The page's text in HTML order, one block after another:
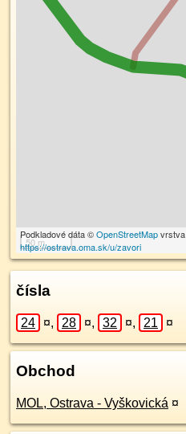
50 m
Podkladové dáta ©OpenStreetMapvrstva
https://ostrava.oma.sk/u/zavori
čísla
24 ¤, 28 ¤, 32 ¤, 21 ¤
Obchod
MOL, Ostrava - Vyškovická ¤